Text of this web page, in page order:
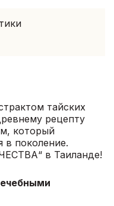
тайских
рецепту
который
в поколение.
в Таиланде!